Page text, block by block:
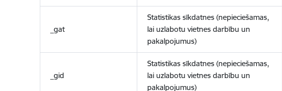
_gat
Statistikas sīkdatnes (nepieciešamas,
lai uzlabotu vietnes darbību un
pakalpojumus)
_gid
Statistikas sīkdatnes (nepieciešamas,
lai uzlabotu vietnes darbību un
pakalpojumus)